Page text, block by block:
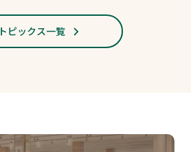
トピックス一覧